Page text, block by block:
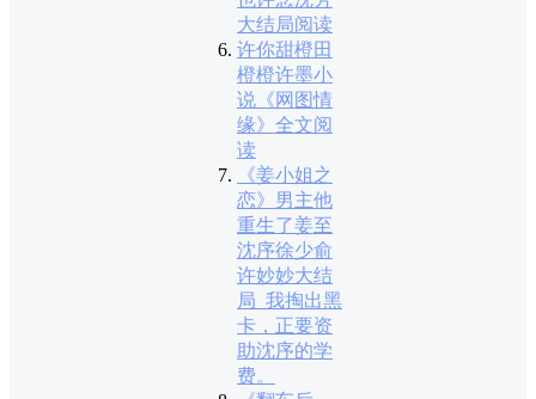
大结局阅读
许你甜橙田
橙橙许墨小
说《网图情
缘》全文阅
读
《姜小姐之
恋》男主他
重生了姜至
沈序徐少俞
许妙妙大结
局_我掏出黑
卡，正要资
助沈序的学
费。